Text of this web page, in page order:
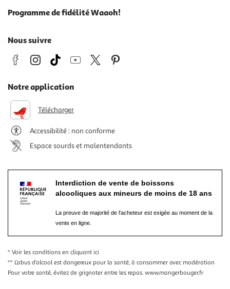
Programme de fidélité Waaoh!
Nous suivre
Notre application
Télécharger
Accessibilité : non conforme
Espace sourds et malentendants
Interdiction de vente de boissons
alcooliques aux mineurs de moins de 18 ans
La preuve de majorité de l'acheteur est exigée au moment de la
vente en ligne.
* Voir les conditions en cliquant ici
** L’abus d’alcool est dangereux pour la santé, à consommer avec modération
Pour votre santé, évitez de grignoter entre les repas. www.mangerbouger.fr